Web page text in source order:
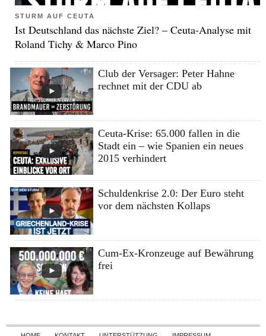
STURM AUF CEUTA
Ist Deutschland das nächste Ziel? – Ceuta-Analyse mit
Roland Tichy & Marco Pino
Club der Versager: Peter Hahne
rechnet mit der CDU ab
Ceuta-Krise: 65.000 fallen in die
Stadt ein – wie Spanien ein neues
2015 verhindert
Schuldenkrise 2.0: Der Euro steht
vor dem nächsten Kollaps
Cum-Ex-Kronzeuge auf Bewährung
frei
Skip to content